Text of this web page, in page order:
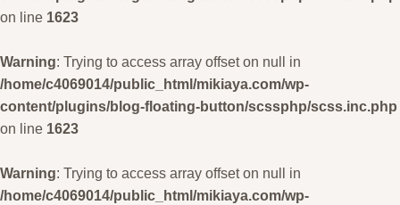
on line 1623
Warning: Trying to access array offset on null in
/home/c4069014/public_html/mikiaya.com/wp-
content/plugins/blog-floating-button/scssphp/scss.inc.php
on line 1623
Warning: Trying to access array offset on null in
/home/c4069014/public_html/mikiaya.com/wp-